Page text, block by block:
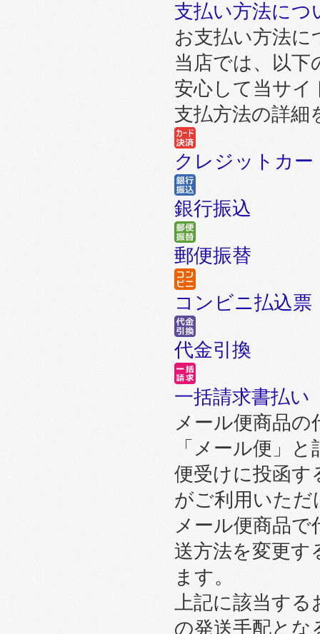
支払い方法につ
お支払い方法に
当店では、以
安心して当サイ
支払方法の詳細
クレジットカー
銀行振込
郵便振替
コンビニ払込票
代金引換
一括請求書払い
メール便商品の
「メール便」
便受けに投函す
がご利用いただ
メール便商品で
送方法を変更す
ます。
上記に該当する
の発送手配とな